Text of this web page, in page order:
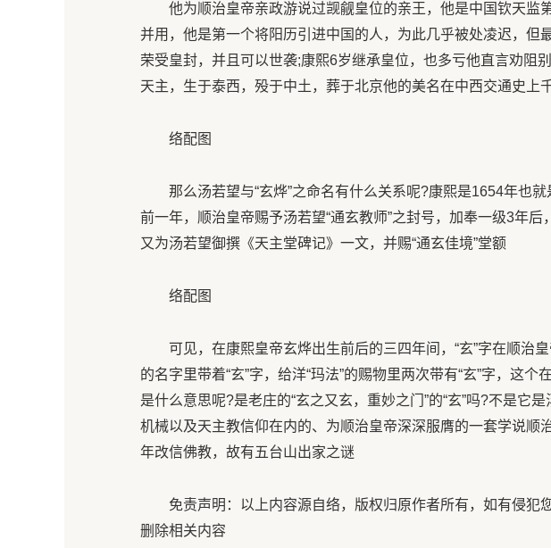
他为顺治皇帝亲政游说过觊觎皇位的亲王，他是中国钦天监
并用，他是第一个将阳历引进中国的人，为此几乎被处凌迟，但
荣受皇封，并且可以世袭;康熙6岁继承皇位，也多亏他直言劝阻
天主，生于泰西，殁于中土，葬于北京他的美名在中西交通史
络配图
那么汤若望与“玄烨”之命名有什么关系呢?康熙是1654年也就
前一年，顺治皇帝赐予汤若望“通玄教师”之封号，加奉一级3年
又为汤若望御撰《天主堂碑记》一文，并赐“通玄佳境”堂额
络配图
可见，在康熙皇帝玄烨出生前后的三四年间，“玄”字在顺治
的名字里带着“玄”字，给洋“玛法”的赐物里两次带有“玄”字，这个
是什么意思呢?是老庄的“玄之又玄，重妙之门”的“玄”吗?不是它
机械以及天主教信仰在内的、为顺治皇帝深深服膺的一套学说顺
年改信佛教，故有五台山出家之谜
免责声明：以上内容源自络，版权归原作者所有，如有侵犯
删除相关内容